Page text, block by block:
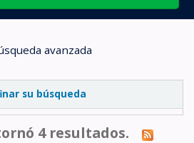
avanzada
su búsqueda
4 resultados.